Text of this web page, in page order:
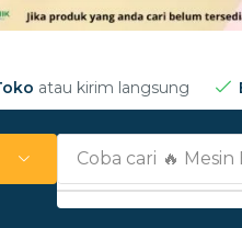
atau kirim langsung
Coba cari 🔥 Jet